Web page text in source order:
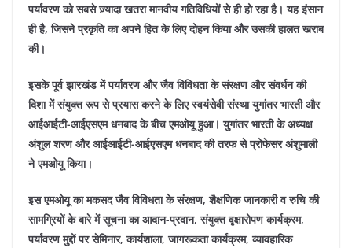
पर्यावरण को सबसे ज़्यादा खतरा मानवीय गतिविधियों से ही हो रहा है। यह इंसान
ही है, जिसने प्रकृति का अपने हित के लिए दोहन किया और उसकी हालत खराब
की।
इसके पूर्व झारखंड में पर्यावरण और जैव विविधता के संरक्षण और संवर्धन की
दिशा में संयुक्त रूप से प्रयास करने के लिए स्वयंसेवी संस्था युगांतर भारती और
आईआईटी-आईएसएम धनबाद के बीच एमओयू हुआ। युगांतर भारती के अध्यक्ष
अंशुल शरण और आईआईटी-आईएसएम धनबाद की तरफ से प्रोफेसर अंशुमाली
ने एमओयू किया।
इस एमओयू का मकसद जैव विविधता के संरक्षण, शैक्षणिक जानकारी व रुचि की
सामग्रियों के बारे में सूचना का आदान-प्रदान, संयुक्त वृक्षारोपण कार्यक्रम,
पर्यावरण मुद्दों पर सेमिनार, कार्यशाला, जागरूकता कार्यक्रम, व्यावहारिक